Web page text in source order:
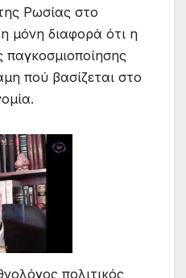
Ρωσίας στο
μόνη διαφορά ότι η
παγκοσμιοποίησης
πού βασίζεται στο
πολιτικός